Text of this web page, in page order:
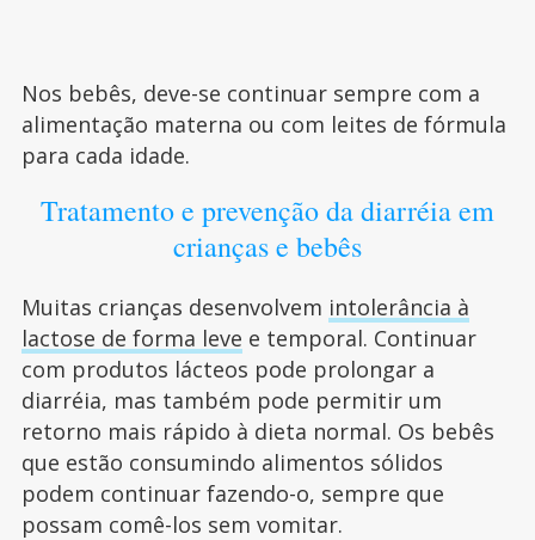
Nos bebês, deve-se continuar sempre com a
alimentação materna ou com leites de fórmula
para cada idade.
Tratamento e prevenção da diarréia em
crianças e bebês
Muitas crianças desenvolvem intolerância à
lactose de forma leve e temporal. Continuar
com produtos lácteos pode prolongar a
diarréia, mas também pode permitir um
retorno mais rápido à dieta normal. Os bebês
que estão consumindo alimentos sólidos
podem continuar fazendo-o, sempre que
possam comê-los sem vomitar.